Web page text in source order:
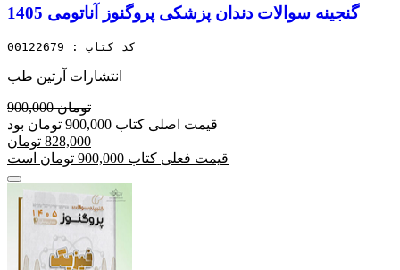
گنجینه سوالات دندان پزشکی پروگنوز آناتومی 1405
کد کتاب : 00122679
انتشارات آرتین طب
900,000 تومان
قیمت اصلی کتاب 900,000 تومان بود
828,000 تومان
قیمت فعلی کتاب 900,000 تومان است